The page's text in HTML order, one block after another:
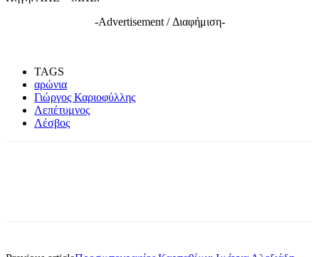
-Advertisement / Διαφήμιση-
TAGS
αρώνια
Γιώργος Καριοφύλλης
Λεπέτυμνος
Λέσβος